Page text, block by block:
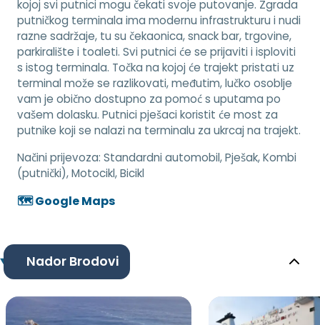
kojoj svi putnici mogu čekati svoje putovanje. Zgrada
putničkog terminala ima modernu infrastrukturu i nudi
razne sadržaje, tu su čekaonica, snack bar, trgovine,
parkiralište i toaleti. Svi putnici će se prijaviti i isploviti
s istog terminala. Točka na kojoj će trajekt pristati uz
terminal može se razlikovati, međutim, lučko osoblje
vam je obično dostupno za pomoć s uputama po
vašem dolasku. Putnici pješaci koristit će most za
putnike koji se nalazi na terminalu za ukrcaj na trajekt.
Načini prijevoza: Standardni automobil, Pješak, Kombi
(putnički), Motocikl, Bicikl
🗺️ Google Maps
Nador Brodovi